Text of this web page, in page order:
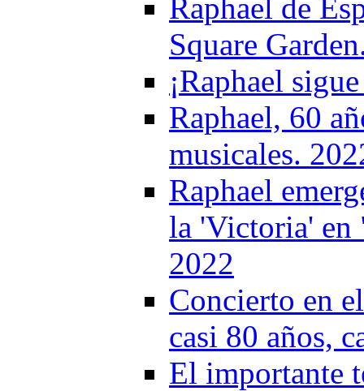
Raphael de
Square
¡Raphael
Raphael, 60
musicales.
Raphael
la 'Victoria' en
2022
Concierto en
casi 80 años,
El importante